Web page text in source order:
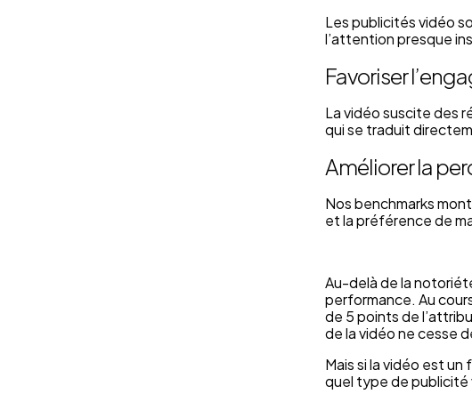
Les publicités vidéo
l’attention presque
Favoriser
La vidéo suscite des
qui se traduit
Améliorer la
Nos benchmarks
et la préférence de
Au-delà de la
performance. Au
de 5 points de
de la vidéo ne cesse
Mais si la vidéo est
quel type de publicité